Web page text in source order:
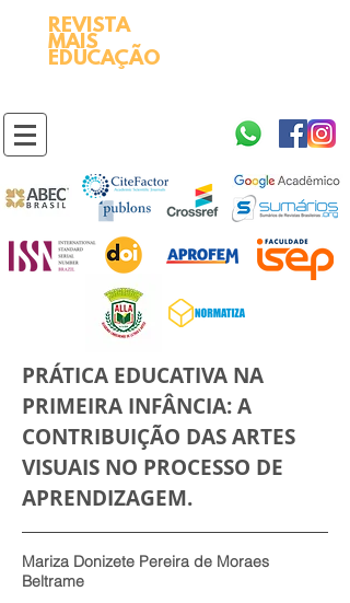
REVISTA
MAIS
EDUCAÇÃO
PRÁTICA EDUCATIVA NA
PRIMEIRA INFÂNCIA: A
CONTRIBUIÇÃO DAS ARTES
VISUAIS NO PROCESSO DE
APRENDIZAGEM.
Mariza Donizete Pereira de Moraes
Beltrame